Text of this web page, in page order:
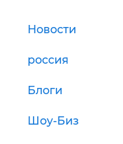
Новости
россия
Блоги
Шоу-Биз